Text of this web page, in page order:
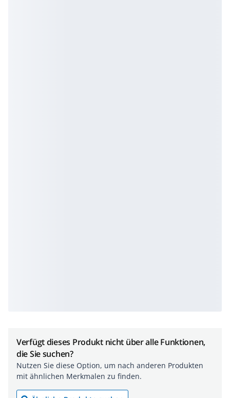
Verfügt dieses Produkt nicht über alle Funktionen,
die Sie suchen?
Nutzen Sie diese Option, um nach anderen Produkten
mit ähnlichen Merkmalen zu finden.